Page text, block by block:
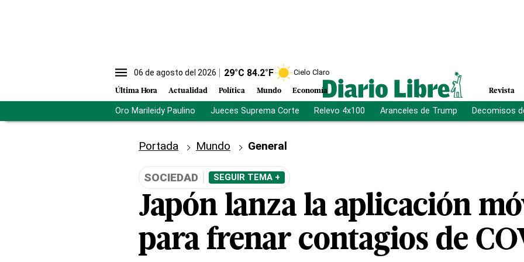
06 de agosto del 2026 29°C 84.2°F Cielo Claro
Última Hora Actualidad Política Mundo Economía Revista
Oro Marileidy Paulino Jueces Suprema Corte Relevo 4x100 Aranceles de Trump Decomisos
Portada Mundo General
SOCIEDAD SEGUIR TEMA +
Japón lanza la aplicación
para frenar contagios de